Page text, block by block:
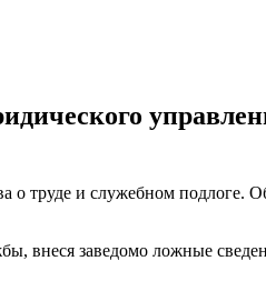
о труде и служебном подлоге.
внеся заведомо ложные